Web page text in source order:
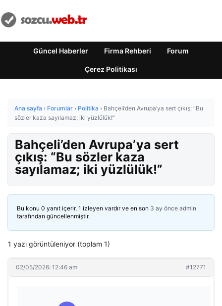
Güncel Haberler Firma Rehberi Forum
Çerez Politikası
Ana sayfa › Forumlar › Politika › Bahçeli’den Avrupa’ya sert çıkış: “Bu
sözler kaza sayılamaz; iki yüzlülük!”
Bahçeli’den Avrupa’ya sert
çıkış: “Bu sözler kaza
sayılamaz; iki yüzlülük!”
Bu konu 0 yanıt içerir, 1 izleyen vardır ve en son 3 ay önce admin
tarafından güncellenmiştir.
1 yazı görüntüleniyor (toplam 1)
02/05/2026: 12:46 am #12771